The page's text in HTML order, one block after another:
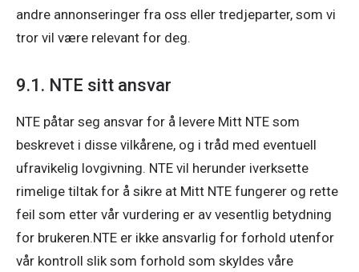
andre annonseringer fra oss eller tredjeparter, som vi
tror vil være relevant for deg.
9.1. NTE sitt ansvar
NTE påtar seg ansvar for å levere Mitt NTE som
beskrevet i disse vilkårene, og i tråd med eventuell
ufravikelig lovgivning. NTE vil herunder iverksette
rimelige tiltak for å sikre at Mitt NTE fungerer og rette
feil som etter vår vurdering er av vesentlig betydning
for brukeren.NTE er ikke ansvarlig for forhold utenfor
vår kontroll slik som forhold som skyldes våre